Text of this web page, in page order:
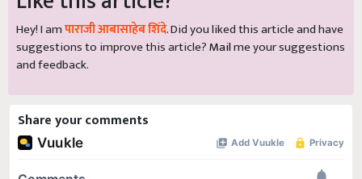
Hey! I amपाराजी आबासाहेब शिंदे. Did you liked this article and have
suggestions to improve this article?Mailme your suggestions
and feedback.
Share your comments